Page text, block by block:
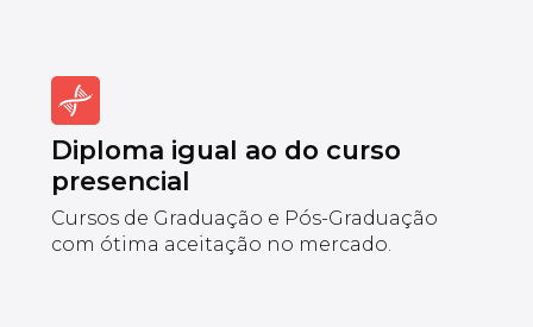
Diploma igual ao do curso
presencial
Cursos de Graduação e Pós-Graduação
com ótima aceitação no mercado.